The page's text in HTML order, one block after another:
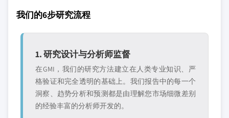
我们的6步研究流程
1. 研究设计与分析师监督
在GMI，我们的研究方法建立在人类专业知识、严
格验证和完全透明的基础上。我们报告中的每一个
洞察、趋势分析和预测都是由理解您市场细微差别
的经验丰富的分析师开发的。